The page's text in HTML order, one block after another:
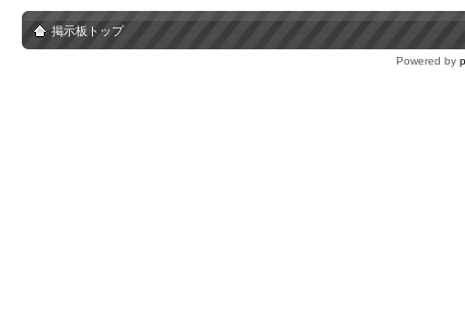
掲示板トップ
Powered by